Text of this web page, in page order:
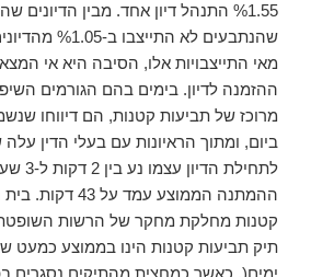
%1.55 התנהל דיון אחד. מבין הדיונים
מאי התייצבויות אלו, הסיבה היא אי
ההזמנה לדיון. בימים בהם הגורמים
ביום, ומתוך הראיונות עם בעלי הדין
לתחילת
ההמתנה הממוצע